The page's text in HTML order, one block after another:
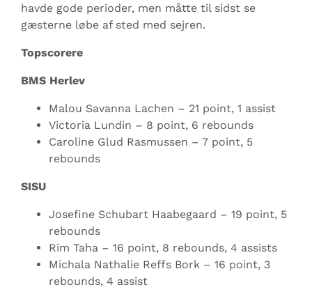
havde gode perioder, men måtte til sidst se
gæsterne løbe af sted med sejren.
Topscorere
BMS Herlev
Malou Savanna Lachen – 21 point, 1 assist
Victoria Lundin – 8 point, 6 rebounds
Caroline Glud Rasmussen – 7 point, 5
rebounds
SISU
Josefine Schubart Haabegaard – 19 point, 5
rebounds
Rim Taha – 16 point, 8 rebounds, 4 assists
Michala Nathalie Reffs Bork – 16 point, 3
rebounds, 4 assist